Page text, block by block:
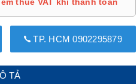
TP. HCM 0902295879
TẢ